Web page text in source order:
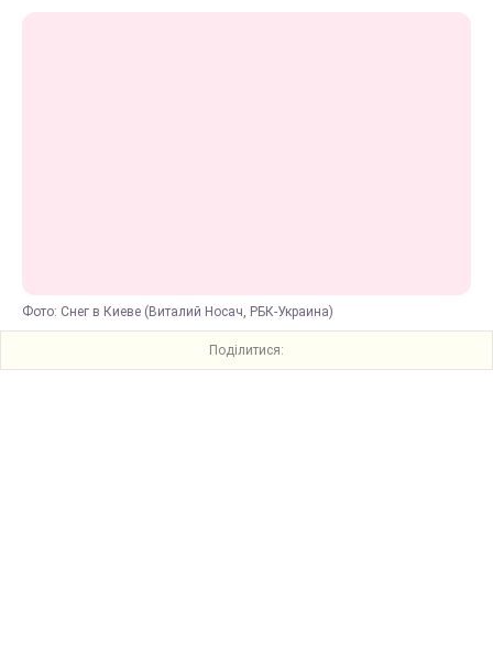
Фото: Снег в Киеве (Виталий Носач, РБК-Украина)
Поділитися: